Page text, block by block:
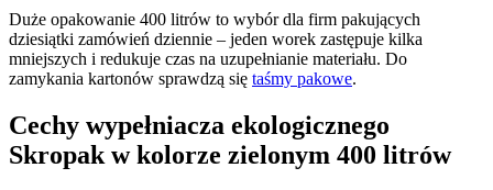
Duże opakowanie 400 litrów to wybór dla firm pakujących
dziesiątki zamówień dziennie – jeden worek zastępuje kilka
mniejszych i redukuje czas na uzupełnianie materiału. Do
zamykania kartonów sprawdzą się taśmy pakowe.
Cechy wypełniacza ekologicznego
Skropak w kolorze zielonym 400 litrów